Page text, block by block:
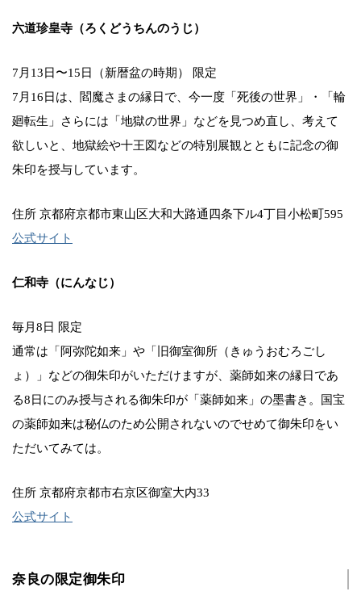
六道珍皇寺（ろくどうちんのうじ）
7月13日〜15日（新暦盆の時期） 限定
7月16日は、閻魔さまの縁日で、今一度「死後の世界」・「輪
廻転生」さらには「地獄の世界」などを見つめ直し、考えて
欲しいと、地獄絵や十王図などの特別展観とともに記念の御
朱印を授与しています。
住所 京都府京都市東山区大和大路通四条下ル4丁目小松町595
公式サイト
仁和寺（にんなじ）
毎月8日 限定
通常は「阿弥陀如来」や「旧御室御所（きゅうおむろごし
ょ）」などの御朱印がいただけますが、薬師如来の縁日であ
る8日にのみ授与される御朱印が「薬師如来」の墨書き。国宝
の薬師如来は秘仏のため公開されないのでせめて御朱印をい
ただいてみては。
住所 京都府京都市右京区御室大内33
公式サイト
奈良の限定御朱印